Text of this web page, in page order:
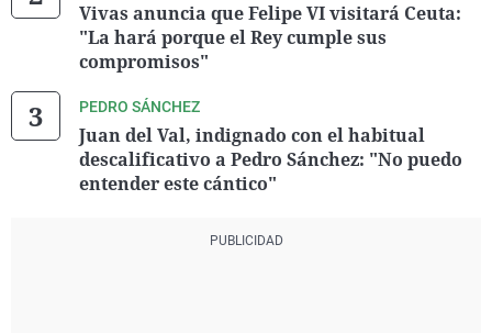
Vivas anuncia que Felipe VI visitará Ceuta:
"La hará porque el Rey cumple sus
compromisos"
PEDRO SÁNCHEZ
Juan del Val, indignado con el habitual
descalificativo a Pedro Sánchez: "No puedo
entender este cántico"